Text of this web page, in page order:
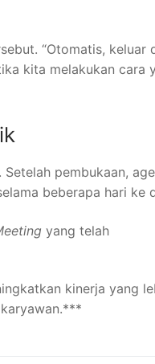
“Otomatis, keluar
kita melakukan cara
pembukaan,
beberapa hari ke
yang telah
kinerja yang